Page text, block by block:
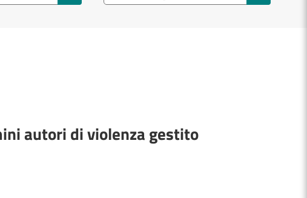
autori di violenza gestito